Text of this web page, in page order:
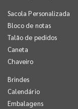
Sacola Personalizada
Bloco de notas
Talão de pedidos
Caneta
Chaveiro
Brindes
Calendário
Embalagens